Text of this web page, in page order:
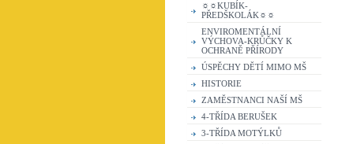
☼☼KUBÍK-
PŘEDŠKOLÁK☼☼
ENVIROMENTÁLNÍ
VÝCHOVA-KRŮČKY K
OCHRANĚ PŘÍRODY
ÚSPĚCHY DĚTÍ MIMO MŠ
HISTORIE
ZAMĚSTNANCI NAŠÍ MŠ
4-TŘÍDA BERUŠEK
3-TŘÍDA MOTÝLKŮ